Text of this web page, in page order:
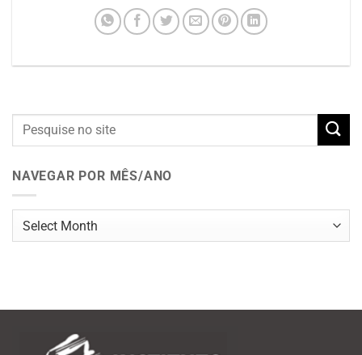
NAVEGAR POR MÊS/ANO
Navegar